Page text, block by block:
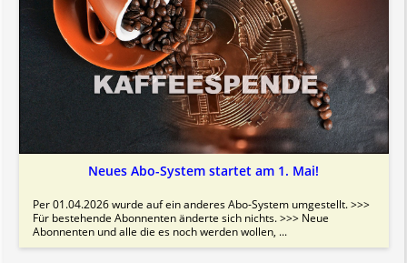
Neues Abo-System startet am 1. Mai!
Per 01.04.2026 wurde auf ein anderes Abo-System umgestellt. >>>
Für bestehende Abonnenten änderte sich nichts. >>> Neue
Abonnenten und alle die es noch werden wollen, ...